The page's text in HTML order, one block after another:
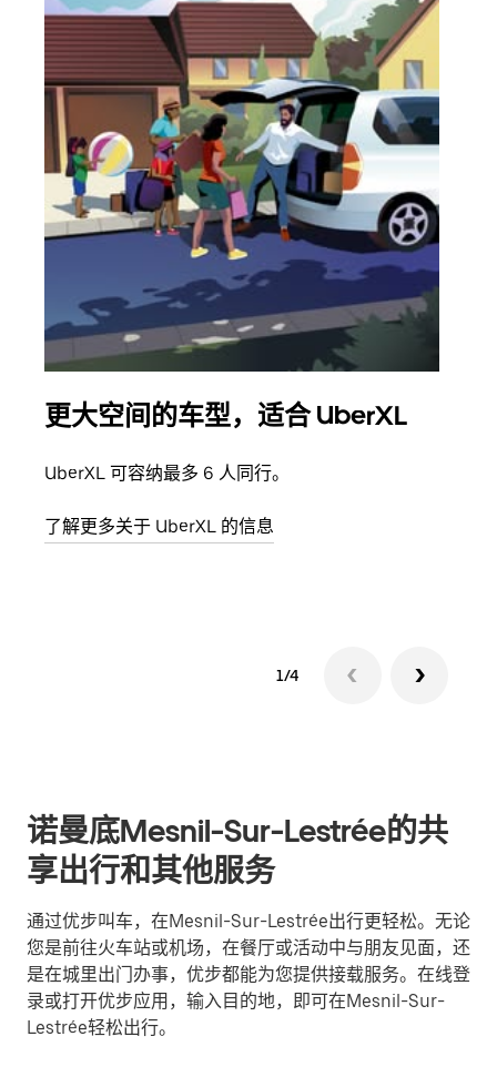
更大空间的车型，适合 UberXL
UberXL 可容纳最多 6 人同行。
了解更多关于 UberXL 的信息
1/4
诺曼底Mesnil-Sur-Lestrée的共
享出行和其他服务
通过优步叫车，在Mesnil-Sur-Lestrée出行更轻松。无论
您是前往火车站或机场，在餐厅或活动中与朋友见面，还
是在城里出门办事，优步都能为您提供接载服务。在线登
录或打开优步应用，输入目的地，即可在Mesnil-Sur-
Lestrée轻松出行。